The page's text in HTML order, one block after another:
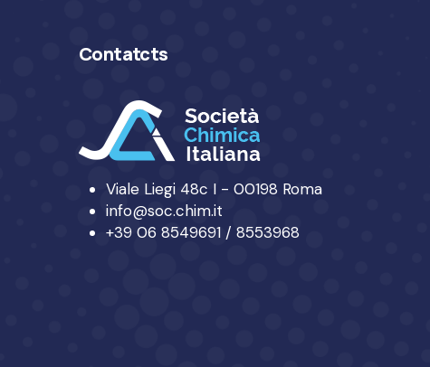
Contatcts
Viale Liegi 48c I - 00198 Roma
info@soc.chim.it
+39 06 8549691 / 8553968